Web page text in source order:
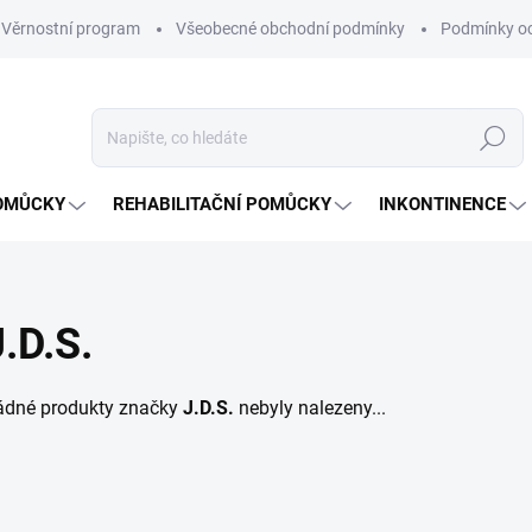
Věrnostní program Všeobecné obchodní podmínky Podmínky
Hledat
REHABILITAČNÍ POMŮCKY INKONTINENCE
produkty značky J.D.S. nebyly nalezeny...